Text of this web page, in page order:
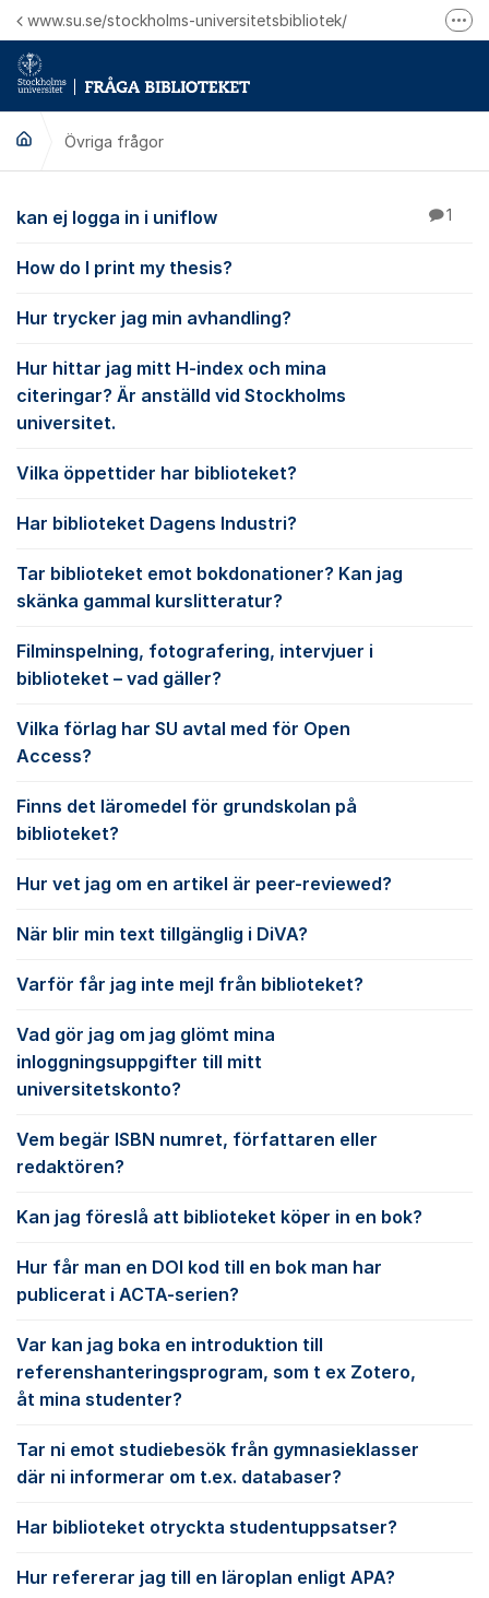
Hoppa till innehåll
www.su.se/stockholms-universitetsbibliotek/
Övriga frågor
Övriga frågor
kan ej logga in i uniflow 1
How do I print my thesis?
Hur trycker jag min avhandling?
Hur hittar jag mitt H-index och mina
citeringar? Är anställd vid Stockholms
universitet.
Vilka öppettider har biblioteket?
Har biblioteket Dagens Industri?
Tar biblioteket emot bokdonationer? Kan jag
skänka gammal kurslitteratur?
Filminspelning, fotografering, intervjuer i
biblioteket – vad gäller?
Vilka förlag har SU avtal med för Open
Access?
Finns det läromedel för grundskolan på
biblioteket?
Hur vet jag om en artikel är peer-reviewed?
När blir min text tillgänglig i DiVA?
Varför får jag inte mejl från biblioteket?
Vad gör jag om jag glömt mina
inloggningsuppgifter till mitt
universitetskonto?
Vem begär ISBN numret, författaren eller
redaktören?
Kan jag föreslå att biblioteket köper in en bok?
Hur får man en DOI kod till en bok man har
publicerat i ACTA-serien?
Var kan jag boka en introduktion till
referenshanteringsprogram, som t ex Zotero,
åt mina studenter?
Tar ni emot studiebesök från gymnasieklasser
där ni informerar om t.ex. databaser?
Har biblioteket otryckta studentuppsatser?
Hur refererar jag till en läroplan enligt APA?